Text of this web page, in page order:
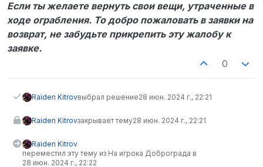
Если ты желаете вернуть свои вещи, утраченные в
ходе ограбления. То добро пожаловать в заявки на
возврат, не забудьте прикрепить эту жалобу к
заявке.
0
Raiden Kitrovвыбрал решение28 июн. 2024 г., 22:21
Raiden Kitrovзакрывает тему28 июн. 2024 г., 22:21
Raiden Kitrov
переместил эту тему из На игрока Доброграда в
28 июн. 2024 г., 22:22